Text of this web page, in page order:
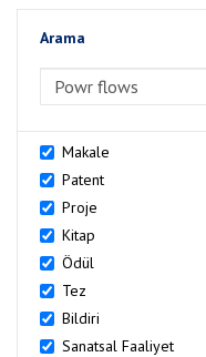
Arama
Makale
Patent
Proje
Kitap
Ödül
Tez
Bildiri
Sanatsal Faaliyet